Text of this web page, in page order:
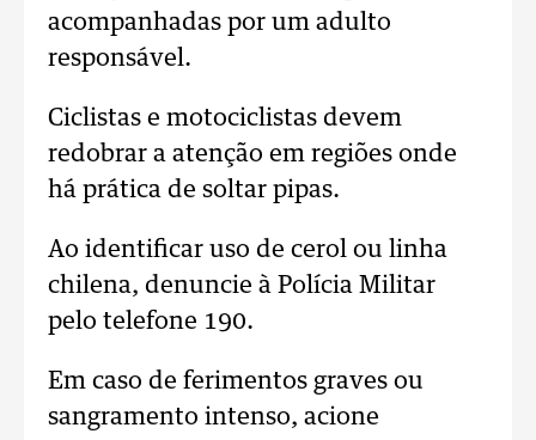
acompanhadas por um adulto
responsável.
Ciclistas e motociclistas devem
redobrar a atenção em regiões onde
há prática de soltar pipas.
Ao identificar uso de cerol ou linha
chilena, denuncie à Polícia Militar
pelo telefone 190.
Em caso de ferimentos graves ou
sangramento intenso, acione